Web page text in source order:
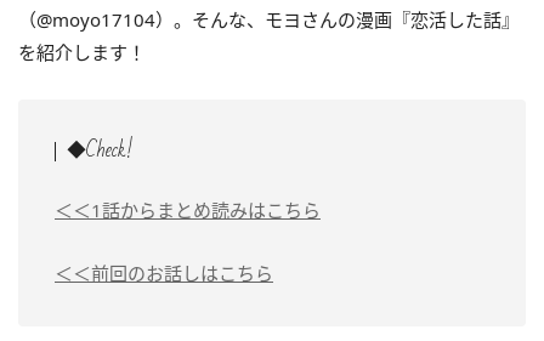
（@moyo17104）。そんな、モヨさんの漫画『恋活した話』
を紹介します！
◆Check!
＜＜1話からまとめ読みはこちら
＜＜前回のお話しはこちら